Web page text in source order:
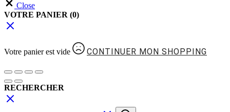
Close
VOTRE PANIER (0)
Votre panier est vide CONTINUER MON SHOPPING
RECHERCHER